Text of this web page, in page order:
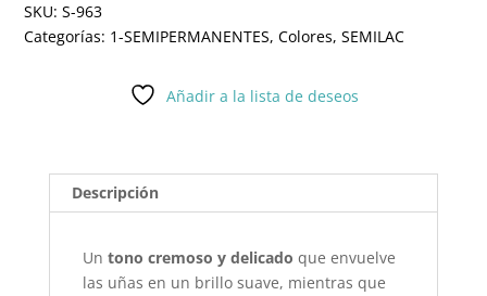
SKU:S-963
Categorías: 1-SEMIPERMANENTES,Colores,SEMILAC
Añadir a la lista de deseos
Descripción
Un tono cremoso y delicado que envuelve
las uñas en un brillo suave, mientras que